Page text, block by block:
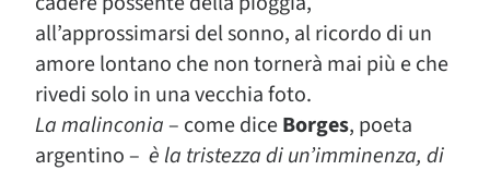
all’approssimarsi del sonno, al ricordo di un
amore lontano che non tornerà mai più e che
rivedi solo in una vecchia foto.
La malinconia – come diceBorges, poeta
argentino – è la tristezza di un’imminenza, di